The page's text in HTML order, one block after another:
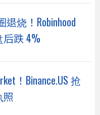
烧！Robinhood
跌 4%
！Binance.US 抢